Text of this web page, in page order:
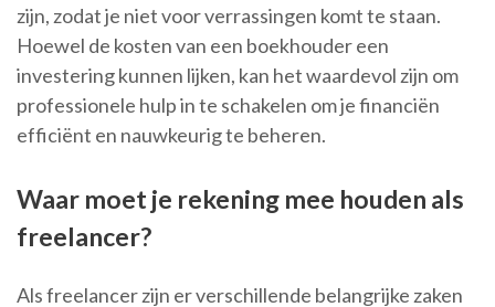
zijn, zodat je niet voor verrassingen komt te staan.
Hoewel de kosten van een boekhouder een
investering kunnen lijken, kan het waardevol zijn om
professionele hulp in te schakelen om je financiën
efficiënt en nauwkeurig te beheren.
Waar moet je rekening mee houden als
freelancer?
Als freelancer zijn er verschillende belangrijke zaken